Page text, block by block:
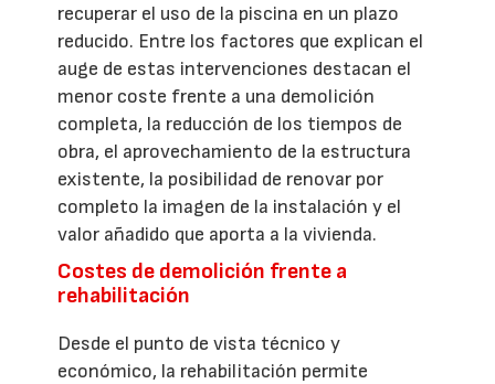
recuperar el uso de la piscina en un plazo
reducido. Entre los factores que explican el
auge de estas intervenciones destacan el
menor coste frente a una demolición
completa, la reducción de los tiempos de
obra, el aprovechamiento de la estructura
existente, la posibilidad de renovar por
completo la imagen de la instalación y el
valor añadido que aporta a la vivienda.
Costes de demolición frente a
rehabilitación
Desde el punto de vista técnico y
económico, la rehabilitación permite